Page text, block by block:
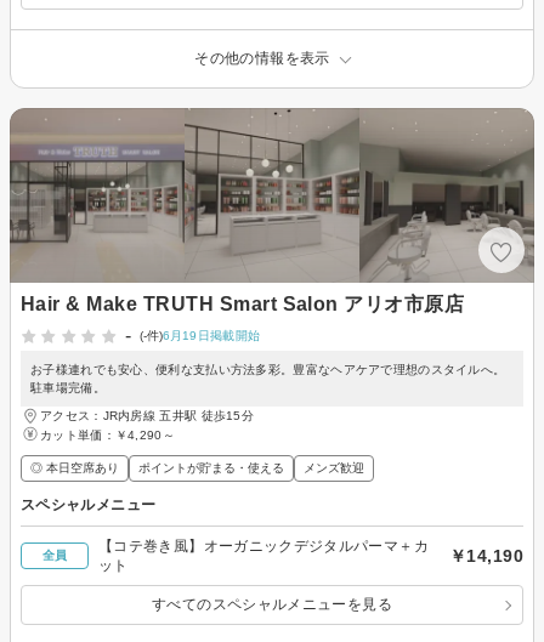
その他の情報を表示
Hair & Make TRUTH Smart Salon アリオ市原店
-
(-件)6月19日掲載開始
お子様連れでも安心、便利な支払い方法多彩。豊富なヘアケアで理想のスタイルへ。
駐車場完備。
アクセス：JR内房線 五井駅 徒歩15分
カット単価： ￥4,290～
◎ 本日空席あり ポイントが貯まる・使える メンズ歓迎
スペシャルメニュー
全員
【コテ巻き風】オーガニックデジタルパーマ＋カ
ット
￥14,190
すべてのスペシャルメニューを見る